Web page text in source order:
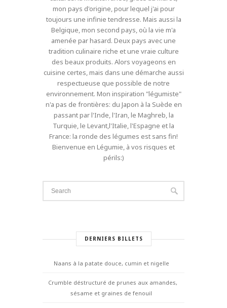
mon pays d'origine, pour lequel j'ai pour
toujours une infinie tendresse. Mais aussi la
Belgique, mon second pays, où la vie m'a
amenée par hasard. Deux pays avec une
tradition culinaire riche et une vraie culture
des beaux produits. Alors voyageons en
cuisine certes, mais dans une démarche aussi
respectueuse que possible de notre
environnement. Mon inspiration "légumiste"
n'a pas de frontières: du Japon à la Suède en
passant par l'Inde, l'Iran, le Maghreb, la
Turquie, le Levant,l'Italie, l'Espagne et la
France: la ronde des légumes est sans fin!
Bienvenue en Légumie, à vos risques et
périls:)
DERNIERS BILLETS
Naans à la patate douce, cumin et nigelle
Crumble déstructuré de prunes aux amandes,
sésame et graines de fenouil